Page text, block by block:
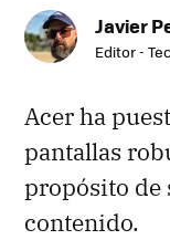
Javier
Editor -
Acer ha
pantallas
propósito de
contenido.